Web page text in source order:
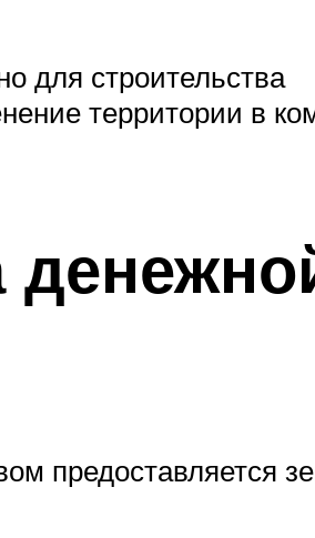
для строительства
территории в
предоставляется